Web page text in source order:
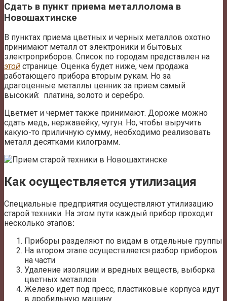
Сдать в пункт приема металлолома в
Новошахтинске
В пунктах приема цветных и черных металлов охотно
принимают металл от электроники и бытовых
электроприборов. Список по городам представлен на
этой странице. Оценка будет ниже, чем продажа
работающего прибора вторым рукам. Но за
драгоценные металлы ценник за прием самый
высокий: платина, золото и серебро.
Цветмет и чермет также принимают. Дороже можно
сдать медь, нержавейку, чугун. Но, чтобы выручить
какую-то приличную сумму, необходимо реализовать
металл десятками килограмм.
Как осуществляется утилизация
Специальные предприятия осуществляют утилизацию
старой техники. На этом пути каждый прибор проходит
несколько этапов:
Приборы разделяют по видам в отдельные группы
На втором этапе осуществляется разбор приборов
на части
Удаление изоляции и вредных веществ, выборка
цветных металлов
Железо идет под пресс, пластиковые корпуса идут
в дробильную машину